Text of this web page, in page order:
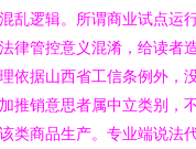
乱逻辑。所谓商业试点运
律管控意义混淆，给读者
依据山西省工信条例外，
推销意思者属中立类别，
类商品生产。专业端说法